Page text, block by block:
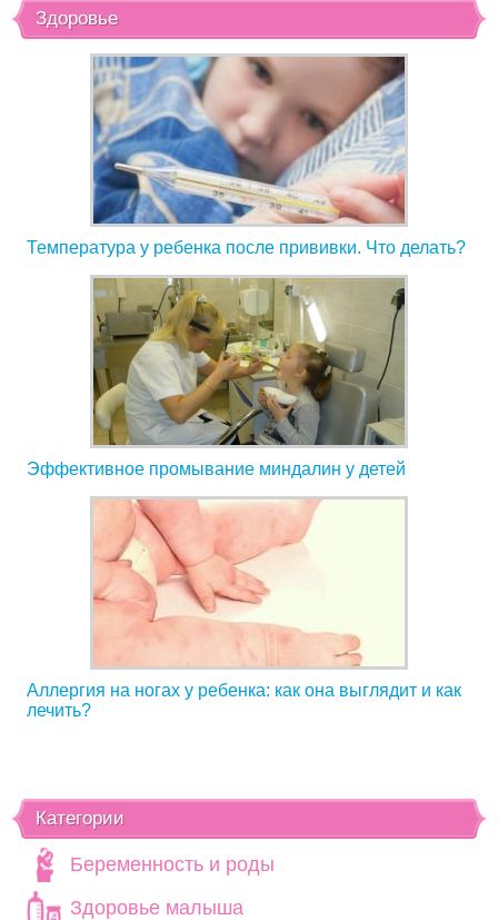
Здоровье
Температура у ребенка после прививки. Что делать?
Эффективное промывание миндалин у детей
Аллергия на ногах у ребенка: как она выглядит и как
лечить?
Категории
Беременность и роды
Здоровье малыша